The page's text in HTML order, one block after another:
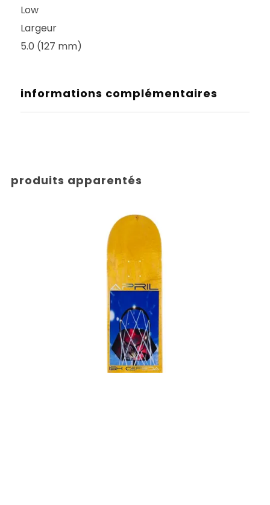
Low
Largeur
5.0 (127 mm)
informations complémentaires
produits apparentés